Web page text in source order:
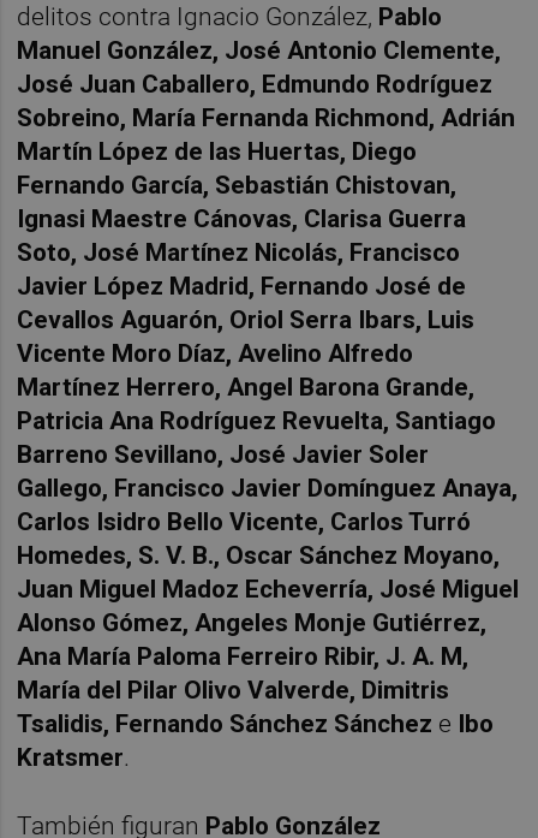
delitos contra Ignacio González, Pablo
Manuel González, José Antonio Clemente,
José Juan Caballero, Edmundo Rodríguez
Sobreino, María Fernanda Richmond, Adrián
Martín López de las Huertas, Diego
Fernando García, Sebastián Chistovan,
Ignasi Maestre Cánovas, Clarisa Guerra
Soto, José Martínez Nicolás, Francisco
Javier López Madrid, Fernando José de
Cevallos Aguarón, Oriol Serra Ibars, Luis
Vicente Moro Díaz, Avelino Alfredo
Martínez Herrero, Angel Barona Grande,
Patricia Ana Rodríguez Revuelta, Santiago
Barreno Sevillano, José Javier Soler
Gallego, Francisco Javier Domínguez Anaya,
Carlos Isidro Bello Vicente, Carlos Turró
Homedes, S. V. B., Oscar Sánchez Moyano,
Juan Miguel Madoz Echeverría, José Miguel
Alonso Gómez, Angeles Monje Gutiérrez,
Ana María Paloma Ferreiro Ribir, J. A. M,
María del Pilar Olivo Valverde, Dimitris
Tsalidis, Fernando Sánchez Sánchez e Ibo
Kratsmer.
También figuran Pablo González